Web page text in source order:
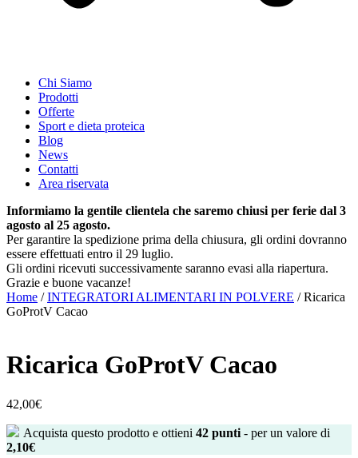
Chi Siamo
Prodotti
Offerte
Sport e dieta proteica
Blog
News
Contatti
Area riservata
Informiamo la gentile clientela che saremo chiusi per ferie dal 3
agosto al 25 agosto.
Per garantire la spedizione prima della chiusura, gli ordini dovranno
essere effettuati entro il 29 luglio.
Gli ordini ricevuti successivamente saranno evasi alla riapertura.
Grazie e buone vacanze!
Home /INTEGRATORI ALIMENTARI IN POLVERE / Ricarica
GoProtV Cacao
Ricarica GoProtV Cacao
42,00€
Acquista questo prodotto e ottieni 42 punti - per un valore di
2,10€